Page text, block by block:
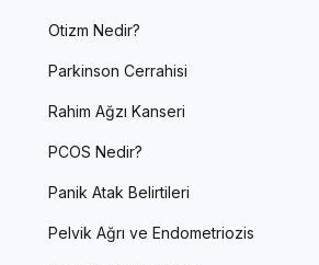
Otizm Nedir?
Parkinson Cerrahisi
Rahim Ağzı Kanseri
PCOS Nedir?
Panik Atak Belirtileri
Pelvik Ağrı ve Endometriozis